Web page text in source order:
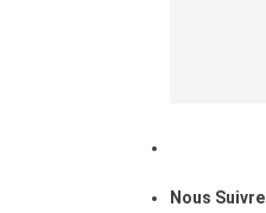
Nous Suivre